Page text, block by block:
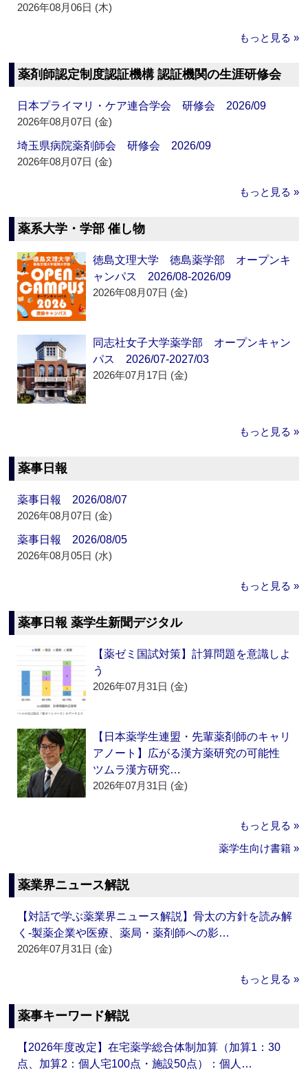
2026年08月06日 (木)
もっと見る »
薬剤師認定制度認証機構 認証機関の生涯研修会
日本プライマリ・ケア連合学会 研修会 2026/09
2026年08月07日 (金)
埼玉県病院薬剤師会 研修会 2026/09
2026年08月07日 (金)
もっと見る »
薬系大学・学部 催し物
徳島文理大学 徳島薬学部 オープンキ
ャンパス 2026/08-2026/09
2026年08月07日 (金)
同志社女子大学薬学部 オープンキャン
パス 2026/07-2027/03
2026年07月17日 (金)
もっと見る »
薬事日報
薬事日報 2026/08/07
2026年08月07日 (金)
薬事日報 2026/08/05
2026年08月05日 (水)
もっと見る »
薬事日報 薬学生新聞デジタル
【薬ゼミ国試対策】計算問題を意識しよ
う
2026年07月31日 (金)
【日本薬学生連盟・先輩薬剤師のキャリ
アノート】広がる漢方薬研究の可能性
ツムラ漢方研究…
2026年07月31日 (金)
もっと見る »
薬学生向け書籍 »
薬業界ニュース解説
【対話で学ぶ薬業界ニュース解説】骨太の方針を読み解
く‐製薬企業や医療、薬局・薬剤師への影…
2026年07月31日 (金)
もっと見る »
薬事キーワード解説
【2026年度改定】在宅薬学総合体制加算（加算1：30
点、加算2：個人宅100点・施設50点）：個人…